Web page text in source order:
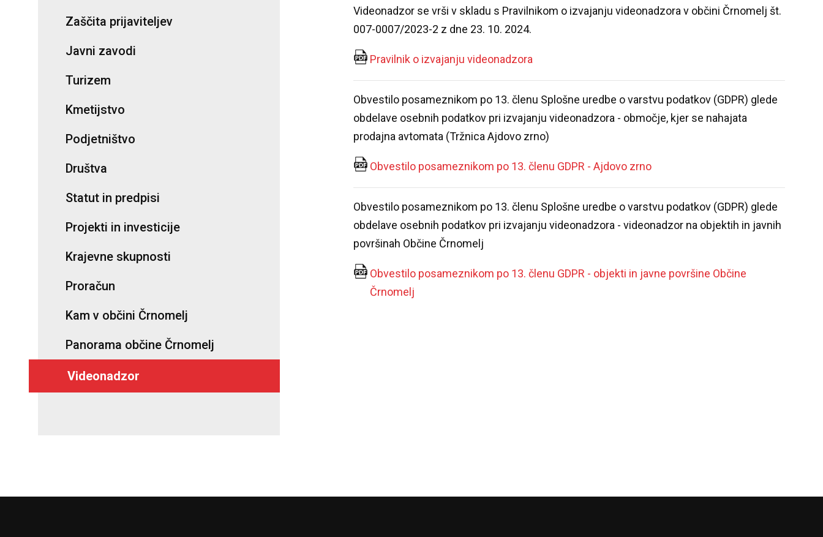
Zaščita prijaviteljev
Javni zavodi
Turizem
Kmetijstvo
Podjetništvo
Društva
Statut in predpisi
Projekti in investicije
Krajevne skupnosti
Proračun
Kam v občini Črnomelj
Panorama občine Črnomelj
Videonadzor
Videonadzor se vrši v skladu s Pravilnikom o izvajanju videonadzora v občini Črnomelj št.
007-0007/2023-2 z dne 23. 10. 2024.
Pravilnik o izvajanju videonadzora
Obvestilo posameznikom po 13. členu Splošne uredbe o varstvu podatkov (GDPR) glede
obdelave osebnih podatkov pri izvajanju videonadzora - območje, kjer se nahajata
prodajna avtomata (Tržnica Ajdovo zrno)
Obvestilo posameznikom po 13. členu GDPR - Ajdovo zrno
Obvestilo posameznikom po 13. členu Splošne uredbe o varstvu podatkov (GDPR) glede
obdelave osebnih podatkov pri izvajanju videonadzora - videonadzor na objektih in javnih
površinah Občine Črnomelj
Obvestilo posameznikom po 13. členu GDPR - objekti in javne površine Občine
Črnomelj